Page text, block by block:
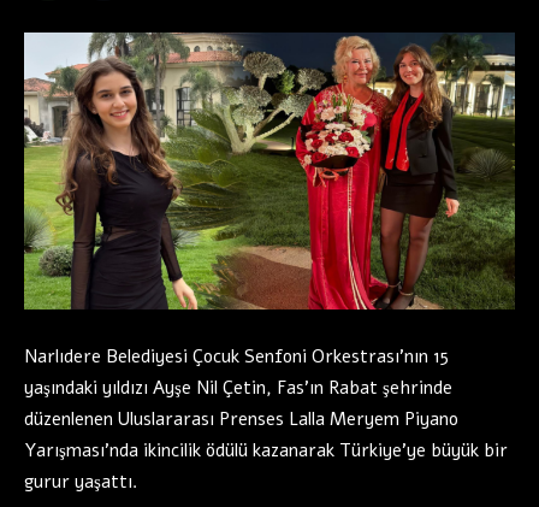
Narlıdere Belediyesi Çocuk Senfoni Orkestrası’nın 15
yaşındaki yıldızı Ayşe Nil Çetin, Fas’ın Rabat şehrinde
düzenlenen Uluslararası Prenses Lalla Meryem Piyano
Yarışması’nda ikincilik ödülü kazanarak Türkiye’ye büyük bir
gurur yaşattı.